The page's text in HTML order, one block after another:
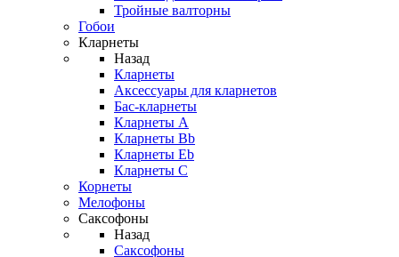
Тройные валторны
Гобои
Кларнеты
Назад
Кларнеты
Аксессуары для кларнетов
Бас-кларнеты
Кларнеты A
Кларнеты Bb
Кларнеты Eb
Кларнеты С
Корнеты
Мелофоны
Саксофоны
Назад
Саксофоны